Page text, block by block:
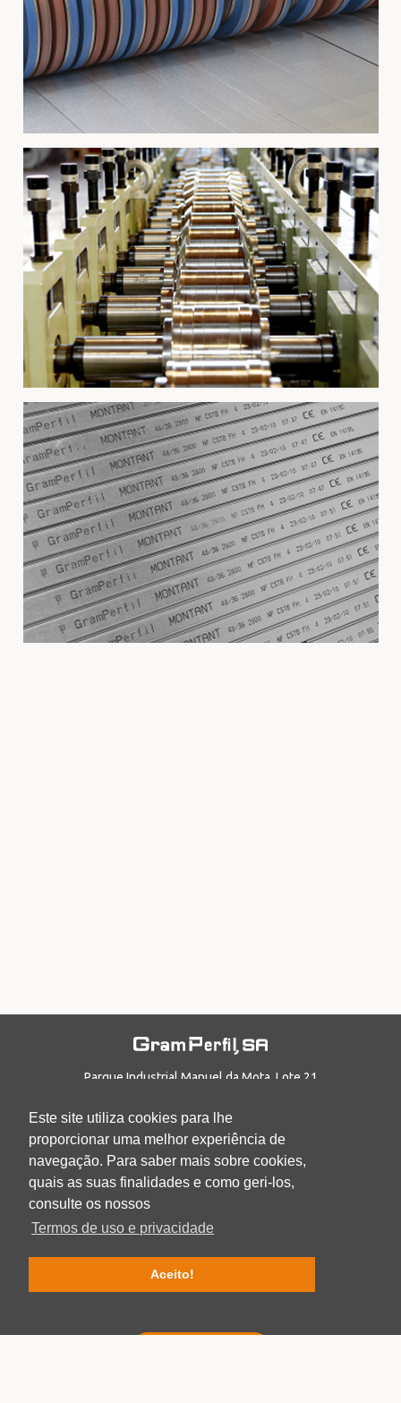
Este site utiliza cookies para lhe
proporcionar uma melhor experiência de
navegação. Para saber mais sobre cookies,
quais as suas finalidades e como geri-los,
consulte os nossos
Termos de uso e privacidade
Aceito!
Parque Industrial Manuel da Mota, Lote 21
PORTUGAL
T: +351 236 211 543
E: geral@gramperﬁl.com
INÍCIO
PRODUÇÃO